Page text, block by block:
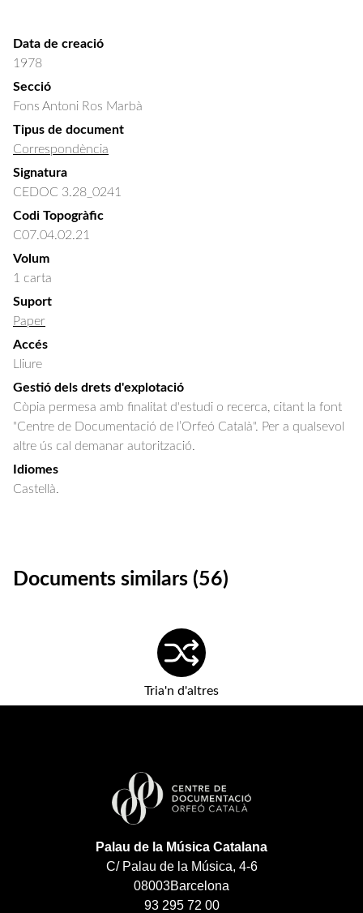
Data de creació
1978
Secció
Fons Antoni Ros Marbà
Tipus de document
Correspondència
Signatura
CEDOC 3.28_0241
Codi Topogràfic
C07.04.02.21
Volum
1 carta
Suport
Paper
Accés
Lliure
Gestió dels drets d'explotació
Còpia permesa amb finalitat d'estudi o recerca, citant la font
"Centre de Documentació de l’Orfeó Català". Per a qualsevol
altre ús cal demanar autorització.
Idiomes
Castellà.
Documents similars (56)
Tria'n d'altres
Palau de la Música Catalana
C/ Palau de la Música, 4-6
08003Barcelona
93 295 72 00